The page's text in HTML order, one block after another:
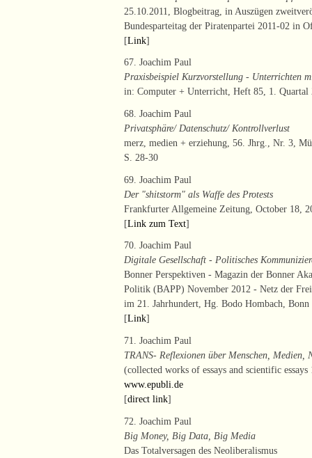
25.10.2011, Blogbeitrag, in Auszügen
Bundesparteitag der Piratenpartei 2011-02 in
[Link]
67. Joachim Paul
Praxisbeispiel Kurzvorstellung - Unterrichten
in: Computer + Unterricht, Heft 85, 1.
68. Joachim Paul
Privatsphäre/ Datenschutz/ Kontrollverlust
merz, medien + erziehung, 56. Jhrg., Nr. 3,
S. 28-30
69. Joachim Paul
Der "shitstorm" als Waffe des Protests
Frankfurter Allgemeine Zeitung, October 18,
[Link zum Text]
70. Joachim Paul
Digitale Gesellschaft - Politisches
Bonner Perspektiven - Magazin der Bonner
Politik (BAPP) November 2012 - Netz der
im 21. Jahrhundert, Hg. Bodo Hombach,
[Link]
71. Joachim Paul
TRANS- Reflexionen über Menschen, Medien,
(collected works of essays and scientific
www.epubli.de
[direct link]
72. Joachim Paul
Big Money, Big Data, Big Media
Das Totalversagen des Neoliberalismus